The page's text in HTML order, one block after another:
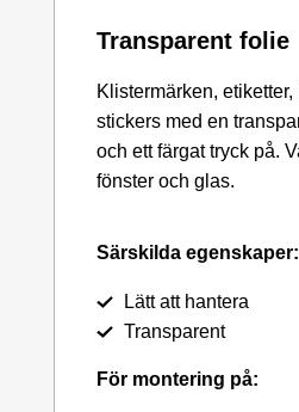
Transparent folie
Klistermärken,
stickers med en
och ett färgat tryck på.
fönster och glas.
Särskilda egenskaper:
Lätt att hantera
Transparent
För montering på: